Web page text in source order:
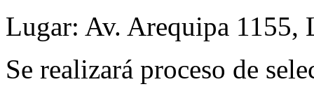
Lugar: Av. Arequipa 1155,
Se realizará proceso de